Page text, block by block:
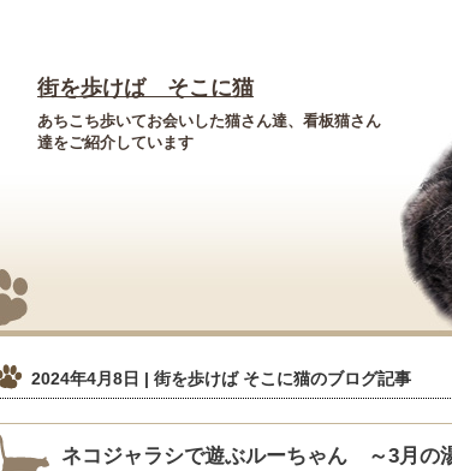
街を歩けば そこに猫
あちこち歩いてお会いした猫さん達、看板猫さん
達をご紹介しています
2024年4月8日 | 街を歩けば そこに猫のブログ記事
ネコジャラシで遊ぶルーちゃん ～3月の